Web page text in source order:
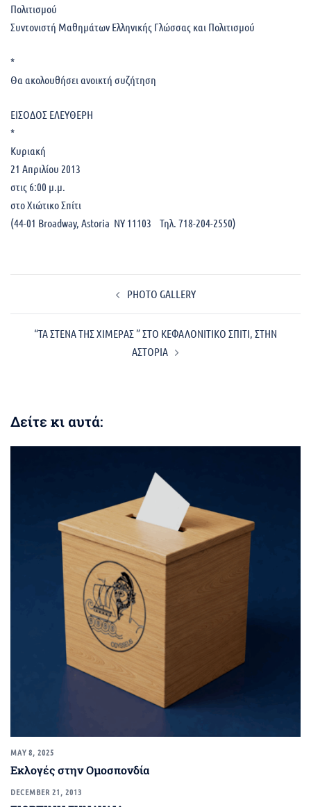
Πολιτισμού
Συντονιστή Μαθημάτων Ελληνικής Γλώσσας και Πολιτισμού
*
Θα ακολουθήσει ανοικτή συζήτηση
ΕΙΣΟΔΟΣ ΕΛΕΥΘΕΡΗ
*
Κυριακή
21 Απριλίου 2013
στις 6:00 μ.μ.
στο Χιώτικο Σπίτι
(44-01 Broadway, Astoria NY 11103 Τηλ. 718-204-2550)
PHOTO GALLERY
“ΤΑ ΣΤΕΝΑ ΤΗΣ ΧΙΜΕΡΑΣ ” ΣΤΟ ΚΕΦΑΛΟΝΙΤΙΚΟ ΣΠΙΤΙ, ΣΤΗΝ
ΑΣΤΟΡΙΑ
Δείτε κι αυτά:
MAY 8, 2025
Εκλογές στην Ομοσπονδία
DECEMBER 21, 2013